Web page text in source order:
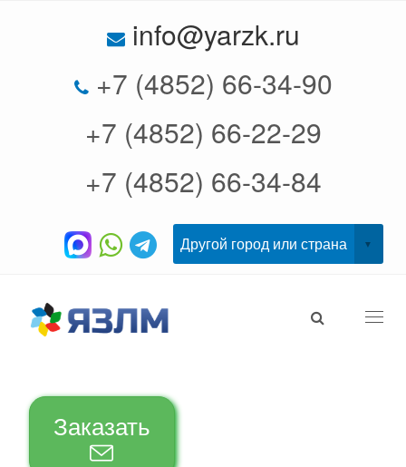
info@yarzk.ru
+7 (4852) 66-34-90
+7 (4852) 66-22-29
+7 (4852) 66-34-84
Заказать